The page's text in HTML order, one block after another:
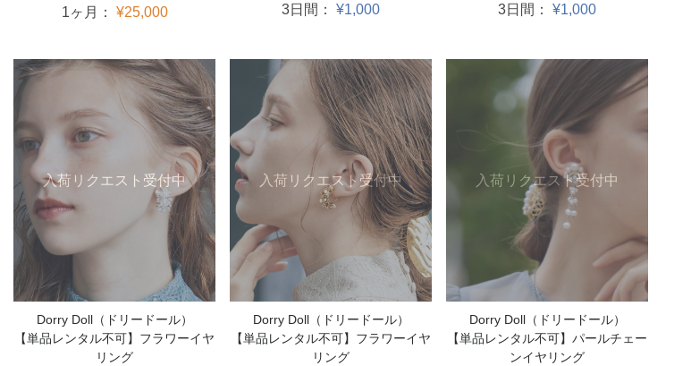
1ヶ月： ¥25,000 3日間： ¥1,000 3日間： ¥1,000
入荷リクエスト受付中
Dorry Doll（ドリードール）
【単品レンタル不可】フラワーイヤ
リング
入荷リクエスト受付中
Dorry Doll（ドリードール）
【単品レンタル不可】フラワーイヤ
リング
入荷リクエスト受付中
Dorry Doll（ドリードール）
【単品レンタル不可】パールチェー
ンイヤリング